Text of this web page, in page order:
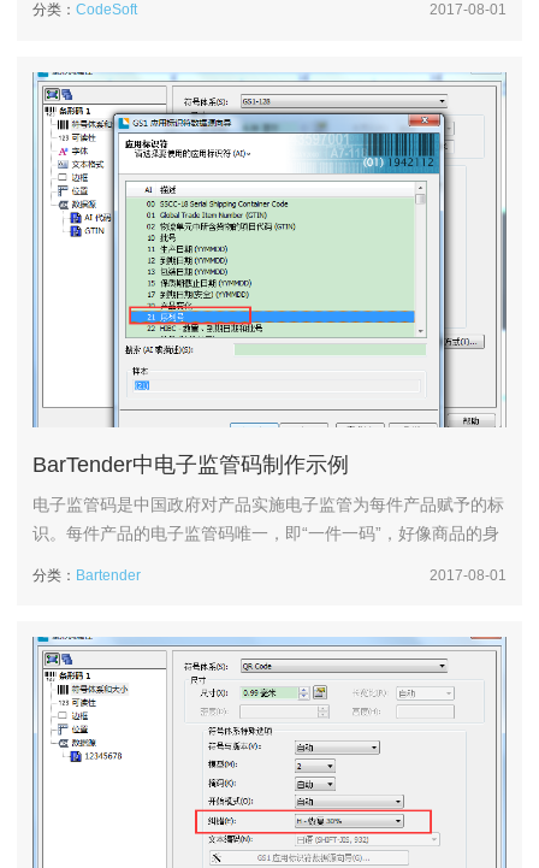
式”，单击“添加”。3、打开公式对话框，定义公式名称。在公...
分类：CodeSoft 2017-08-01
BarTender中电子监管码制作示例
电子监管码是中国政府对产品实施电子监管为每件产品赋予的标
识。每件产品的电子监管码唯一，即“一件一码”，好像商品的身
求前面加应用标识符21，人眼可识别的20位字符要求5个...
分类： Bartender 2017-08-01